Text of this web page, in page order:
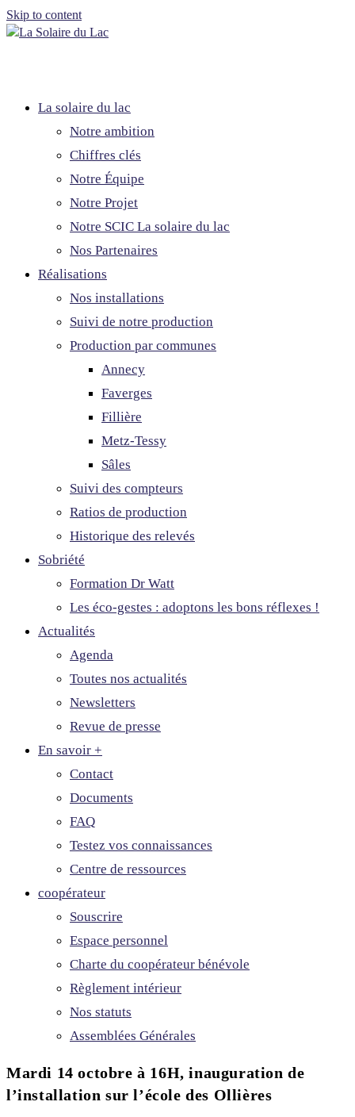
Skip to content
La solaire du lac
Notre ambition
Chiffres clés
Notre Équipe
Notre Projet
Notre SCIC La solaire du lac
Nos Partenaires
Réalisations
Nos installations
Suivi de notre production
Production par communes
Annecy
Faverges
Fillière
Metz-Tessy
Sâles
Suivi des compteurs
Ratios de production
Historique des relevés
Sobriété
Formation Dr Watt
Les éco-gestes : adoptons les bons réflexes !
Actualités
Agenda
Toutes nos actualités
Newsletters
Revue de presse
En savoir +
Contact
Documents
FAQ
Testez vos connaissances
Centre de ressources
coopérateur
Souscrire
Espace personnel
Charte du coopérateur bénévole
Règlement intérieur
Nos statuts
Assemblées Générales
Mardi 14 octobre à 16H, inauguration de
l’installation sur l’école des Ollières